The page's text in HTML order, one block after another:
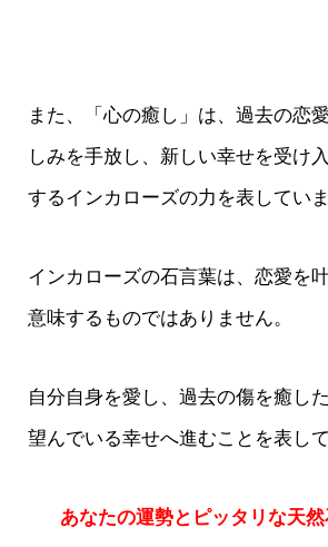
また、「心の癒し」は、過去の恋
しみを手放し、新しい幸せを受け
するインカローズの力を表していま
インカローズの石言葉は、恋愛を
意味するものではありません。
自分自身を愛し、過去の傷を癒し
望んでいる幸せへ進むことを表し
あなたの運勢とピッタリな天然